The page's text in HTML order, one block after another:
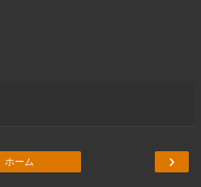
›
ホーム